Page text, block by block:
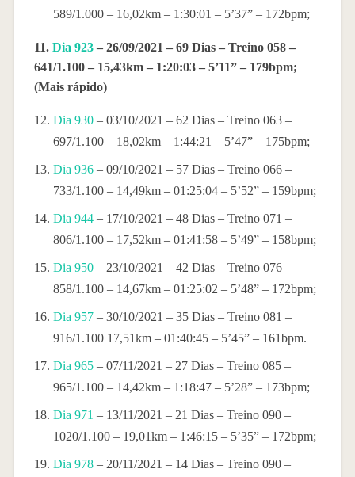
589/1.000 – 16,02km – 1:30:01 – 5’37” – 172bpm;
11. Dia 923– 26/09/2021 – 69 Dias – Treino 058 –
641/1.100 – 15,43km – 1:20:03 – 5’11” – 179bpm;
(Mais rápido)
Dia 930– 03/10/2021 – 62 Dias – Treino 063 –
697/1.100 – 18,02km – 1:44:21 – 5’47” – 175bpm;
Dia 936– 09/10/2021 – 57 Dias – Treino 066 –
733/1.100 – 14,49km – 01:25:04 – 5’52” – 159bpm;
Dia 944– 17/10/2021 – 48 Dias – Treino 071 –
806/1.100 – 17,52km – 01:41:58 – 5’49” – 158bpm;
Dia 950– 23/10/2021 – 42 Dias – Treino 076 –
858/1.100 – 14,67km – 01:25:02 – 5’48” – 172bpm;
Dia 957– 30/10/2021 – 35 Dias – Treino 081 –
916/1.100 17,51km – 01:40:45 – 5’45” – 161bpm.
Dia 965– 07/11/2021 – 27 Dias – Treino 085 –
965/1.100 – 14,42km – 1:18:47 – 5’28” – 173bpm;
Dia 971 – 13/11/2021 – 21 Dias – Treino 090 –
1020/1.100 – 19,01km – 1:46:15 – 5’35” – 172bpm;
Dia 978– 20/11/2021 – 14 Dias – Treino 090 –